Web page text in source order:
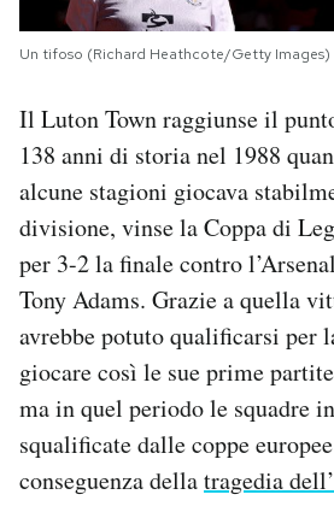
Un tifoso (Richard Heathcote/Getty Images)
Il Luton Town raggiunse il
138 anni di storia nel 1988
alcune stagioni giocava
divisione, vinse la Coppa di
per 3-2 la finale contro
Tony Adams. Grazie a quella
avrebbe potuto qualificarsi per
giocare così le sue prime
ma in quel periodo le squadre
squalificate dalle coppe
conseguenza dellatragedia